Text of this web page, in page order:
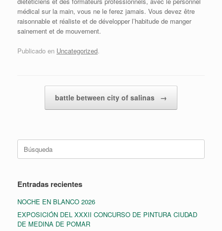
médical sur la main, vous ne le ferez jamais. Vous devez être
raisonnable et réaliste et de développer l’habitude de manger
sainement et de mouvement.
Publicado en Uncategorized.
battle between city of salinas →
Buscar:
Entradas recientes
NOCHE EN BLANCO 2026
EXPOSICIÓN DEL XXXII CONCURSO DE PINTURA CIUDAD
DE MEDINA DE POMAR